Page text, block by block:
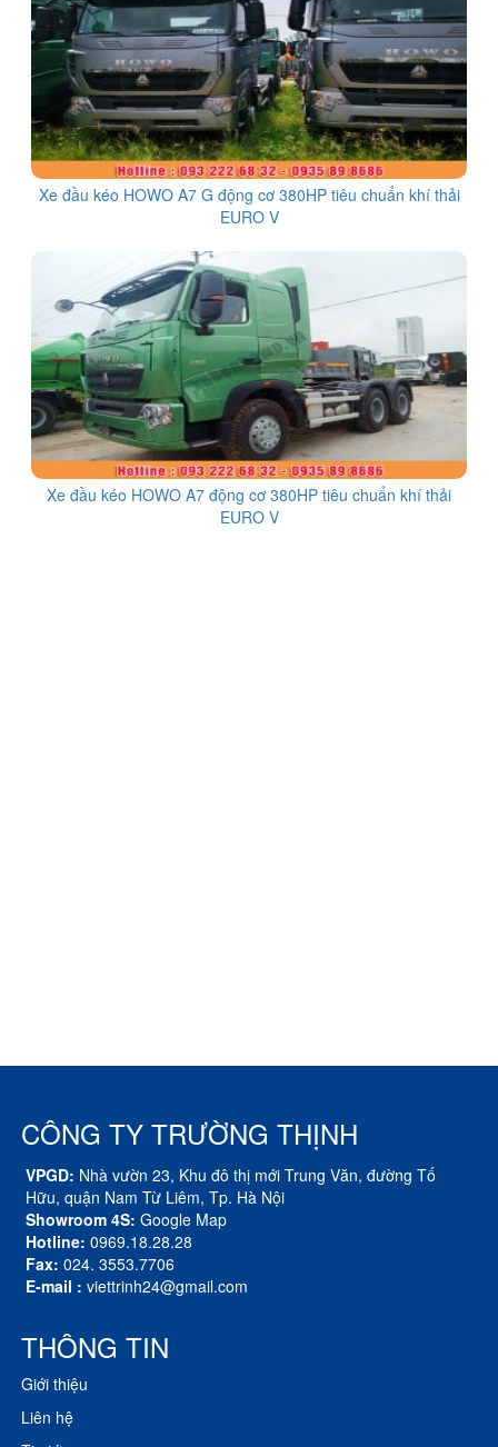
Xe đầu kéo HOWO A7 G động cơ 380HP tiêu chuẩn khí thải
EURO V
Xe đầu kéo HOWO A7 động cơ 380HP tiêu chuẩn khí thải
EURO V
CÔNG TY TRƯỜNG THỊNH
VPGD: Nhà vườn 23, Khu đô thị mới Trung Văn, đường Tố
Hữu, quận Nam Từ Liêm, Tp. Hà Nội
Showroom 4S: Google Map
Hotline: 0969.18.28.28
Fax: 024. 3553.7706
E-mail : viettrinh24@gmail.com
THÔNG TIN
Giới thiệu
Liên hệ